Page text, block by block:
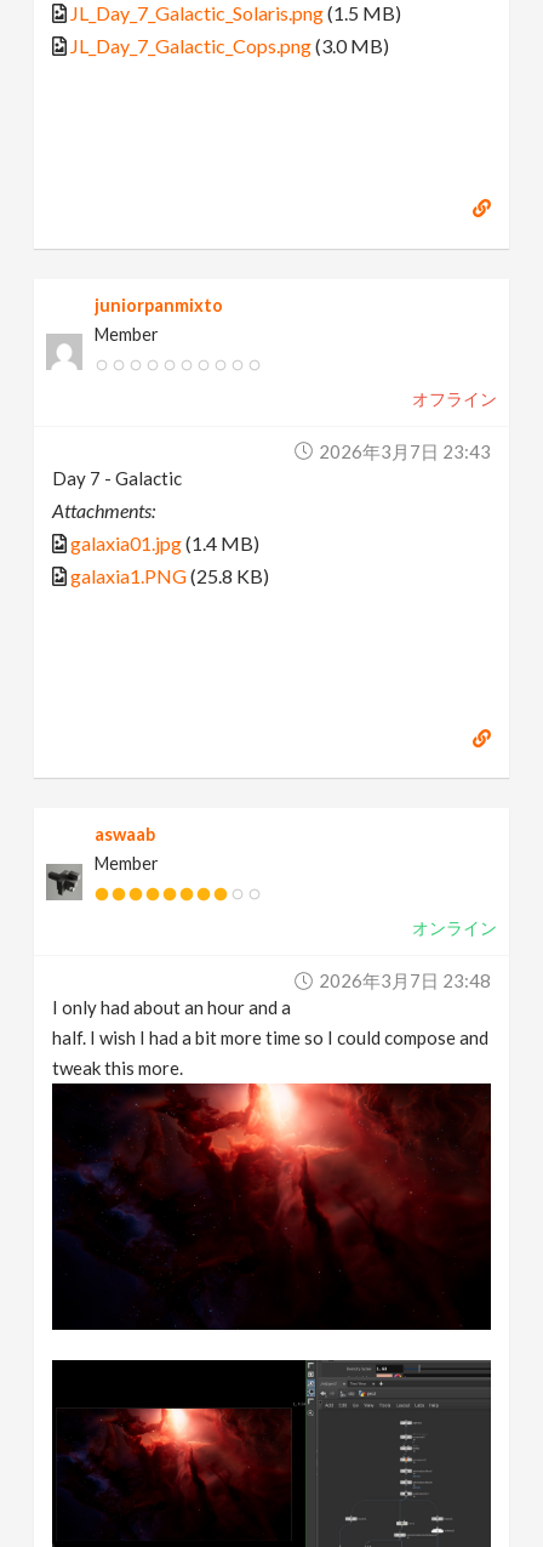
JL_Day_7_Galactic_Solaris.png(1.5 MB)
JL_Day_7_Galactic_Cops.png(3.0 MB)
juniorpanmixto
Member
オフライン
2026年3月7日 23:43
Day 7 - Galactic
Attachments:
galaxia01.jpg(1.4 MB)
galaxia1.PNG(25.8 KB)
aswaab
Member
オンライン
2026年3月7日 23:48
I only had about an hour and a
half. I wish I had a bit more time so I could compose and
tweak this more.